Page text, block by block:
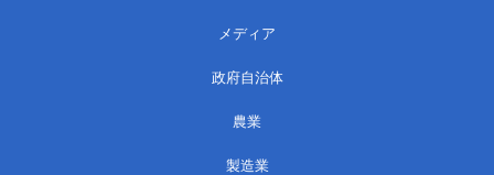
メディア
政府自治体
農業
製造業